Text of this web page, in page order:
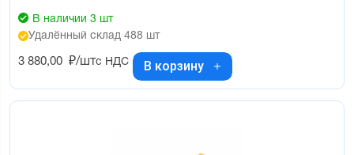
В наличии 3 шт
Удалённый склад 488 шт
3 880,00 ₽/штс НДС В корзину